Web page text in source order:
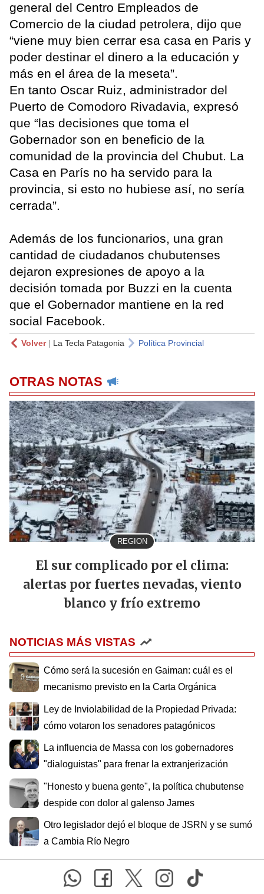
general del Centro Empleados de
Comercio de la ciudad petrolera, dijo que
“viene muy bien cerrar esa casa en Paris y
poder destinar el dinero a la educación y
más en el área de la meseta”.
En tanto Oscar Ruiz, administrador del
Puerto de Comodoro Rivadavia, expresó
que “las decisiones que toma el
Gobernador son en beneficio de la
comunidad de la provincia del Chubut. La
Casa en París no ha servido para la
provincia, si esto no hubiese así, no sería
cerrada”.
Además de los funcionarios, una gran
cantidad de ciudadanos chubutenses
dejaron expresiones de apoyo a la
decisión tomada por Buzzi en la cuenta
que el Gobernador mantiene en la red
social Facebook.
Volver| La Tecla Patagonia Política Provincial
OTRAS NOTAS
REGION
El sur complicado por el clima:
alertas por fuertes nevadas, viento
blanco y frío extremo
NOTICIAS MÁS VISTAS
Cómo será la sucesión en Gaiman: cuál es el
mecanismo previsto en la Carta Orgánica
Ley de Inviolabilidad de la Propiedad Privada:
cómo votaron los senadores patagónicos
La influencia de Massa con los gobernadores
"dialoguistas" para frenar la extranjerización
"Honesto y buena gente", la política chubutense
despide con dolor al galenso James
Otro legislador dejó el bloque de JSRN y se sumó
a Cambia Río Negro